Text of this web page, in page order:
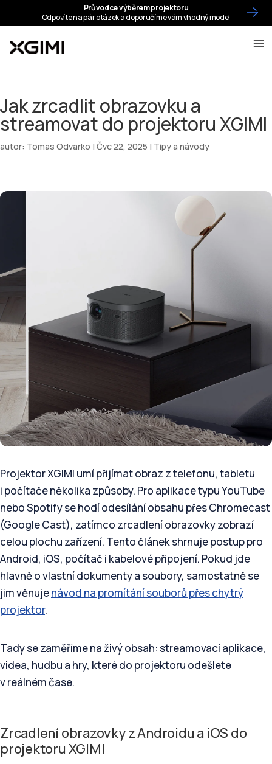
Jak zrcadlit obrazovku a
streamovat do projektoru XGIMI
autor: Tomas Odvarko | Čvc 22, 2025 | Tipy a návody
Projektor XGIMI umí přijímat obraz z telefonu, tabletu
i počítače několika způsoby. Pro aplikace typu YouTube
nebo Spotify se hodí odesílání obsahu přes Chromecast
(Google Cast), zatímco zrcadlení obrazovky zobrazí
celou plochu zařízení. Tento článek shrnuje postup pro
Android, iOS, počítač i kabelové připojení. Pokud jde
hlavně o vlastní dokumenty a soubory, samostatně se
jim věnujenávod na promítání souborů přes chytrý
projektor.
Tady se zaměříme na živý obsah: streamovací aplikace,
videa, hudbu a hry, které do projektoru odešlete
v reálném čase.
Zrcadlení obrazovky z Androidu a iOS do
projektoru XGIMI